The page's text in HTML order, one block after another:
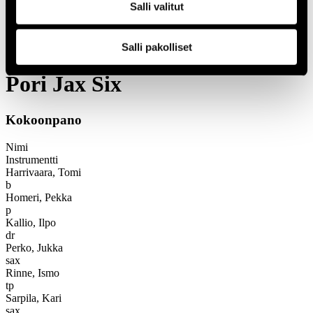
Salli valitut
Salli pakolliset
Festivaalivuodet
Pori Jax Six
Kokoonpano
Nimi
Instrumentti
Harrivaara, Tomi
b
Homeri, Pekka
p
Kallio, Ilpo
dr
Perko, Jukka
sax
Rinne, Ismo
tp
Sarpila, Kari
sax